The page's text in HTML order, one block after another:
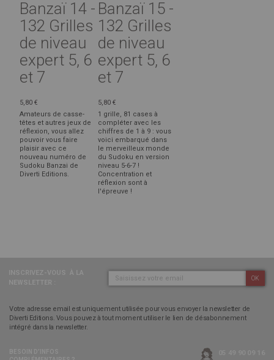
Banzaï 14 -
132 Grilles
de niveau
expert 5, 6
et 7
5,80 €
Amateurs de casse-
têtes et autres jeux de
réflexion, vous allez
pouvoir vous faire
plaisir avec ce
nouveau numéro de
Sudoku Banzai de
Diverti Editions.
Banzaï 15 -
132 Grilles
de niveau
expert 5, 6
et 7
5,80 €
1 grille, 81 cases à
compléter avec les
chiffres de 1 à 9 : vous
voici embarqué dans
le merveilleux monde
du Sudoku en version
niveau 5-6-7 !
Concentration et
réflexion sont à
l'épreuve !
OK
Votre adresse email est uniquement utilisée pour vous envoyer la newsletter de
Diverti Editions. Vous pouvez à tout moment utiliser le lien de désabonnement
intégré dans la newsletter.